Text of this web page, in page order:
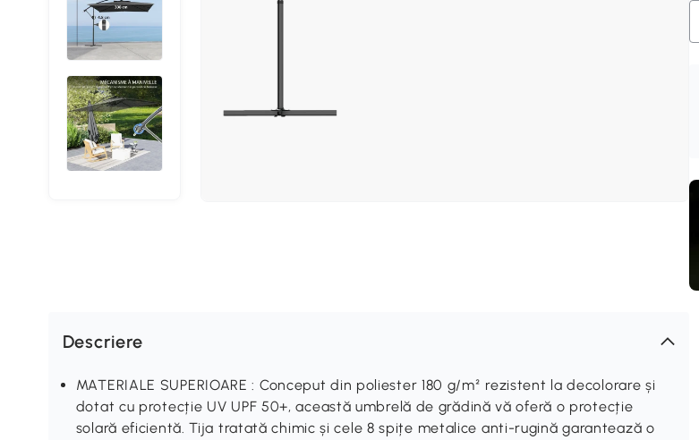
Descriere
MATERIALE SUPERIOARE : Conceput din poliester 180 g/m² rezistent la decolorare și
dotat cu protecție UV UPF 50+, această umbrelă de grădină vă oferă o protecție
solară eficientă. Tija tratată chimic și cele 8 spițe metalice anti-rugină garantează o